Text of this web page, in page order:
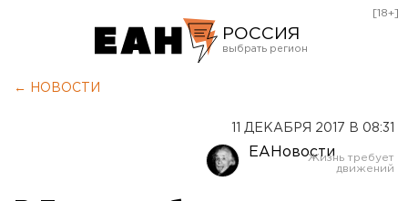
РОССИЯ
Оренбург
[18+]
← НОВОСТИ
11 ДЕКАБРЯ 2017 В 08:31
ЕАНовости